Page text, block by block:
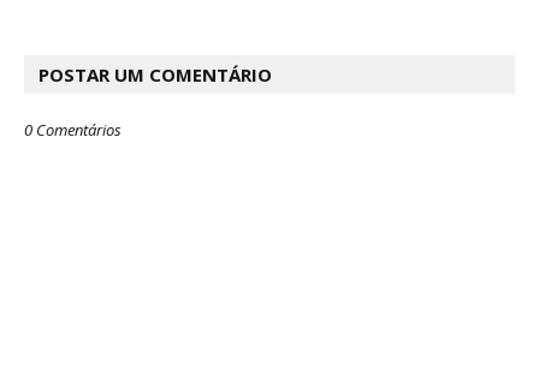
POSTAR UM COMENTÁRIO
0 Comentários